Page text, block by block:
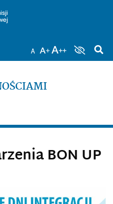
BON UP